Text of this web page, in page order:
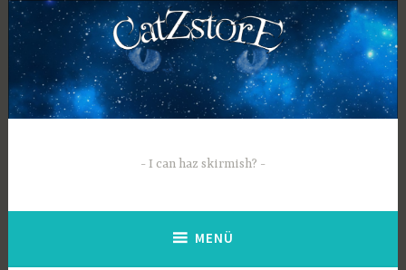
Zum
Inhalt
springen
I can haz skirmish?
MENÜ